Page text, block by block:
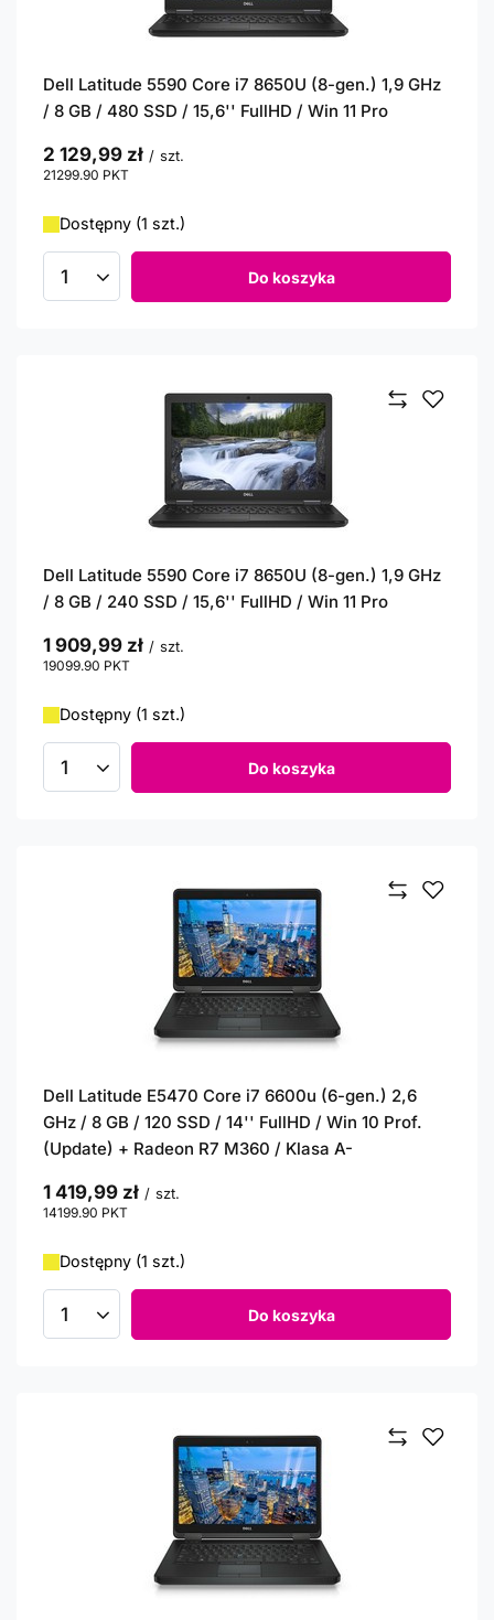
Dell Latitude 5590 Core i7 8650U (8-gen.) 1,9 GHz
/ 8 GB / 480 SSD / 15,6'' FullHD / Win 11 Pro
2 129,99 zł / szt.
21299.90 PKT
Dostępny (1 szt.)
Ilość produktów Do koszyka
Dell Latitude 5590 Core i7 8650U (8-gen.) 1,9 GHz
/ 8 GB / 240 SSD / 15,6'' FullHD / Win 11 Pro
1 909,99 zł / szt.
19099.90 PKT
Dostępny (1 szt.)
Ilość produktów Do koszyka
Dell Latitude E5470 Core i7 6600u (6-gen.) 2,6
GHz / 8 GB / 120 SSD / 14'' FullHD / Win 10 Prof.
(Update) + Radeon R7 M360 / Klasa A-
1 419,99 zł / szt.
14199.90 PKT
Dostępny (1 szt.)
Ilość produktów Do koszyka